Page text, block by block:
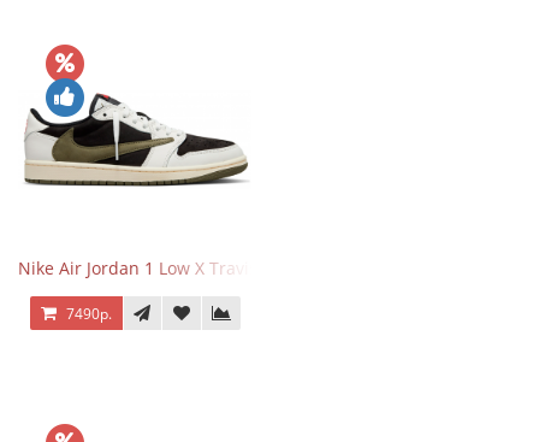
Nike Air Jordan 1 Low X Travis Scott Olive
7490р.